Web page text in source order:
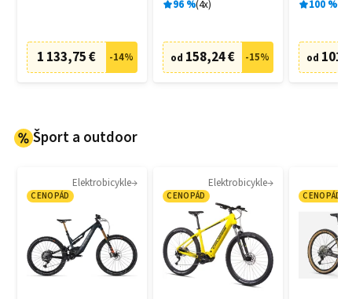
1 133,75 € -14%
96% 4x
od 158,24 € -15%
100%
od
Šport a outdoor
Elektrobicykle
CENOPÁD
Elektrobicykle
CENOPÁD CENOPÁD